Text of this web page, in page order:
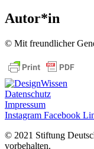
Autor*in
© Mit freundlicher
Datenschutz
Impressum
Instagram Facebook
© 2021 Stiftung
vorbehalten.